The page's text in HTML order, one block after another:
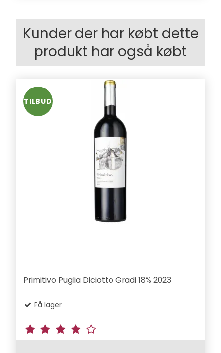
Kunder der har købt dette
produkt har også købt
TILBUD
Primitivo Puglia Diciotto Gradi 18% 2023
På lager